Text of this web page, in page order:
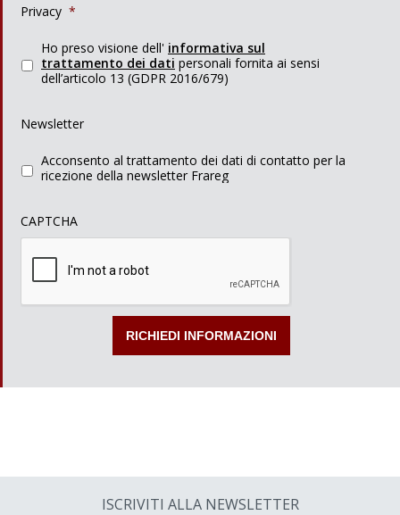
Privacy *
Ho preso visione dell' informativa sul
trattamento dei dati personali fornita ai sensi
dell’articolo 13 (GDPR 2016/679)
Newsletter
Acconsento al trattamento dei dati di contatto per la
ricezione della newsletter Frareg
CAPTCHA
ISCRIVITI ALLA NEWSLETTER